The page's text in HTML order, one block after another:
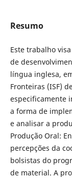
Resumo
Este trabalho
de
língua inglesa,
Fronteiras (ISF)
especificamente
a forma de
e analisar a
Produção Oral:
percepções da
bolsistas do
de material. A